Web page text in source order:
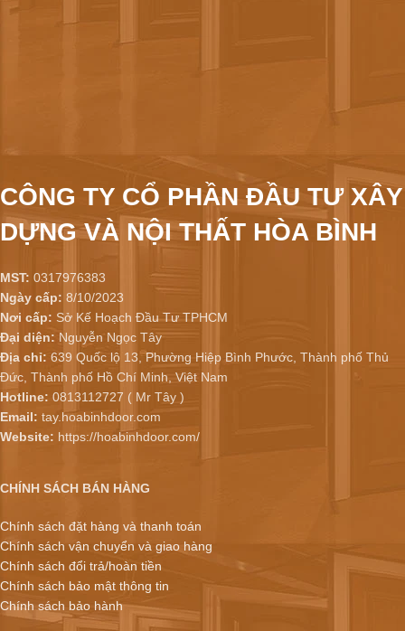
CÔNG TY CỔ PHẦN ĐẦU TƯ XÂY
DỰNG VÀ NỘI THẤT HÒA BÌNH
MST: 0317976383
Ngày cấp: 8/10/2023
Nơi cấp: Sở Kế Hoạch Đầu Tư TPHCM
Đại diện: Nguyễn Ngọc Tây
Địa chỉ: 639 Quốc lộ 13, Phường Hiệp Bình Phước, Thành phố Thủ
Đức, Thành phố Hồ Chí Minh, Việt Nam
Hotline: 0813112727 ( Mr Tây )
Email: tay.hoabinhdoor.com
Website: https://hoabinhdoor.com/
CHÍNH SÁCH BÁN HÀNG
Chính sách đặt hàng và thanh toán
Chính sách vận chuyển và giao hàng
Chính sách đổi trả/hoàn tiền
Chính sách bảo mật thông tin
Chính sách bảo hành